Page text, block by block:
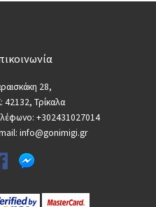
28,
42132, Τρίκαλα
+302431027014
info@gonimigi.gr